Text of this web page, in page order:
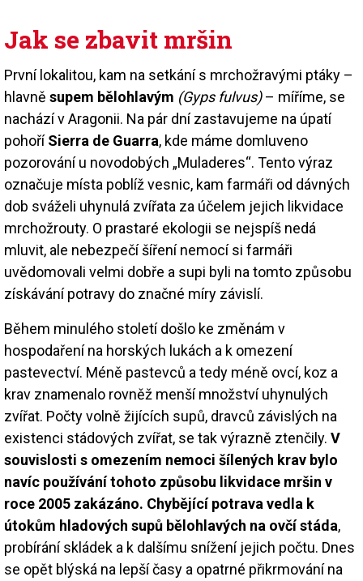
Jak se zbavit mršin
První lokalitou, kam na setkání s mrchožravými ptáky –
hlavně supem bělohlavým (Gyps fulvus)– míříme, se
nachází v Aragonii. Na pár dní zastavujeme na úpatí
pohoříSierra de Guarra, kde máme domluveno
pozorování u novodobých „Muladeres“. Tento výraz
označuje místa poblíž vesnic, kam farmáři od dávných
dob sváželi uhynulá zvířata za účelem jejich likvidace
mrchožrouty. O prastaré ekologii se nejspíš nedá
mluvit, ale nebezpečí šíření nemocí si farmáři
uvědomovali velmi dobře a supi byli na tomto způsobu
získávání potravy do značné míry závislí.
Během minulého století došlo ke změnám v
hospodaření na horských lukách a k omezení
pastevectví. Méně pastevců a tedy méně ovcí, koz a
krav znamenalo rovněž menší množství uhynulých
zvířat. Počty volně žijících supů, dravců závislých na
existenci stádových zvířat, se tak výrazně ztenčily. V
souvislosti s omezením nemoci šílených krav bylo
navíc používání tohoto způsobu likvidace mršin v
roce 2005 zakázáno. Chybějící potrava vedla k
útokům hladových supů bělohlavých na ovčí stáda,
probírání skládek a k dalšímu snížení jejich počtu. Dnes
se opět blýská na lepší časy a opatrné přikrmování na